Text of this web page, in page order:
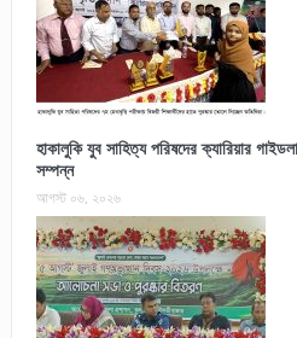
হাকালুকি যুব সাহিত্য পরিষদের ক্যারিয়ার
সম্পন্ন
আগস্ট ০৬, ২০২৬